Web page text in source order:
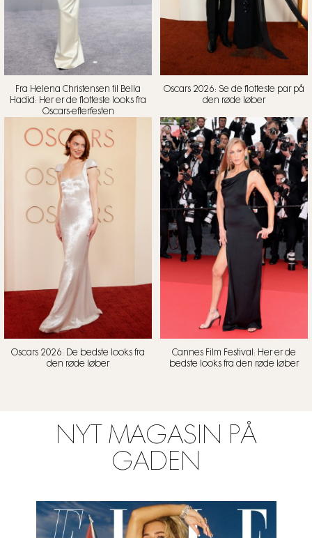
Fra Helena Christensen til Bella
Hadid: Her er de flotteste looks fra
Oscars-efterfesten
Oscars 2026: Se de flotteste par på
den røde løber
Oscars 2026: De bedste looks fra
den røde løber
Cannes Film Festival: Her er de
bedste looks fra den røde løber
NYT MAGASIN PÅ
GADEN